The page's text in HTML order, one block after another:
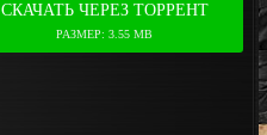
СКАЧАТЬ ЧЕРЕЗ ТОРРЕНТ
РАЗМЕР: 3.55 MB